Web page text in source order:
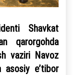
Shavkat
qarorgohda
vaziri Navoz
asosiy e’tibor